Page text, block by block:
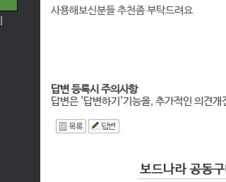
사용해보신분들 추천좀 부탁드려요
답변 등록시 주의사항
답변은 '답변하기'기능을, 추가적인 의견